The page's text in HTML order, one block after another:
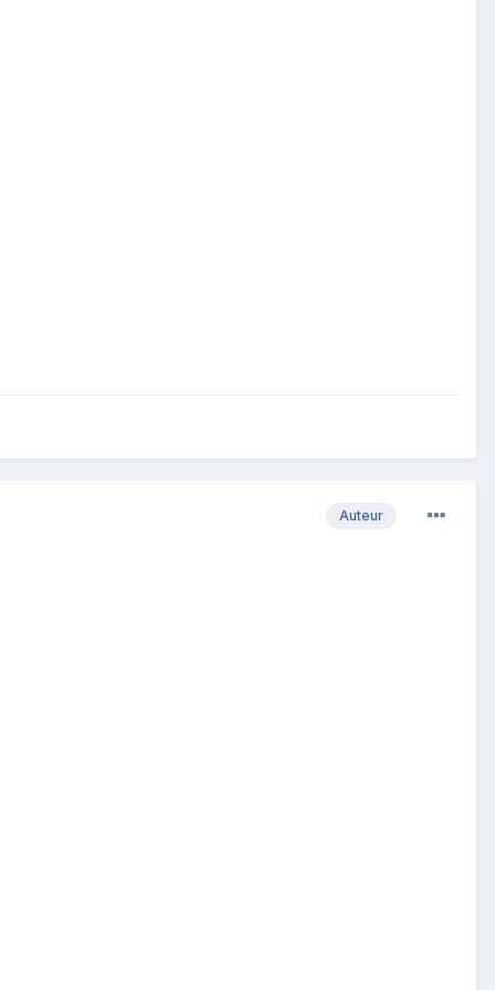
Auteur